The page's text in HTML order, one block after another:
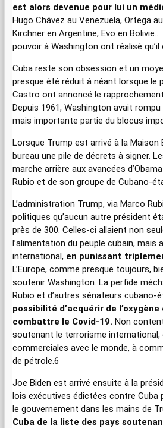
est alors devenue pour lui un
Hugo Chávez au Venezuela, Ortega
Kirchner en Argentine, Evo en
pouvoir à Washington ont réalisé qu’il
Cuba reste son obsession et un
presque été réduit à néant lorsque le
Castro ont annoncé le
Depuis 1961, Washington avait
mais importante partie du blocus
Lorsque Trump est arrivé à la Maison
bureau une pile de décrets à signer.
marche arrière aux avancées
Rubio et de son groupe de Cubano-
L’administration Trump, via Marco
politiques qu’aucun autre président
près de 300. Celles-ci allaient non
l’alimentation du peuple cubain, mais
international, en punissant
L’Europe, comme presque toujours,
soutenir Washington. La perfide
Rubio et d’autres sénateurs cubano-
possibilité d’acquérir de
combattre le Covid-19. Non
soutenant le terrorisme
commerciales avec le monde, à
de pétrole.6
Joe Biden est arrivé ensuite à la
lois exécutives édictées contre Cuba
le gouvernement dans les mains de
Cuba de la liste des pays